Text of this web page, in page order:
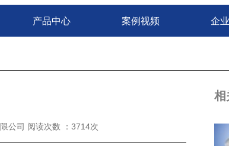
产品中心 案例视频 企
公司 阅读次数 ：3714次
相